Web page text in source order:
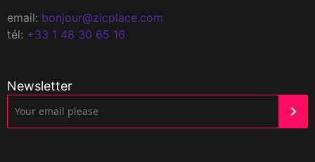
email: bonjour@zicplace.com
tél: +33 1 48 30 65 16
Newsletter